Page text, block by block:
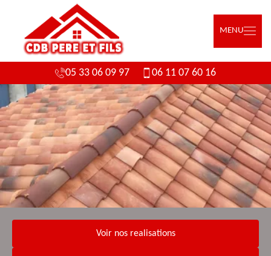
MENU
05 33 06 09 97 06 11 07 60 16
Voir nos realisations